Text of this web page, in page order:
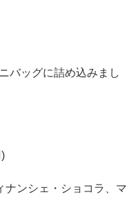
バッグに詰め込みまし
ナンシェ・ショコラ、マ